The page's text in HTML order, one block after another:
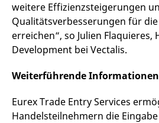
weitere Effizienzsteigerungen
Qualitätsverbesserungen für
erreichen“, so Julien Flaquieres,
Development bei Vectalis.
Weiterführende Informationen
Eurex Trade Entry Services
Handelsteilnehmern die
_pk_ses.7.d059
30
Minuten